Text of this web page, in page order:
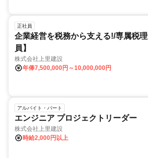
正社員
企業経営を税務から支える!/専属税
員】
株式会社上里建設
年俸7,500,000円～10,000,000円
アルバイト・パート
エンジニア プロジェクトリーダー
株式会社上里建設
時給2,000円以上